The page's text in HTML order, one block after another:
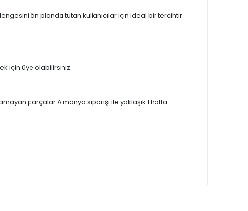
ön planda tutan kullanıcılar için ideal bir tercihtir.
için üye olabilirsiniz.
parçalar Almanya siparişi ile yaklaşık 1 hafta